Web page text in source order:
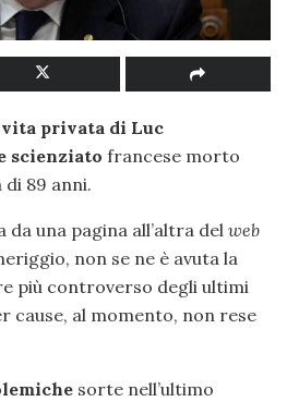
vita privata di Luc
scienziato francese morto
di 89 anni.
una pagina all’altra del web
non se ne è avuta la
più controverso degli ultimi
cause, al momento, non rese
sorte nell’ultimo